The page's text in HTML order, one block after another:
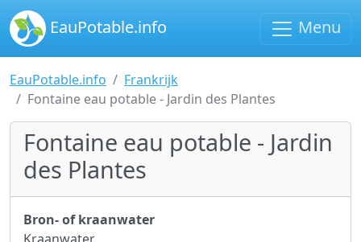
EauPotable.info Menu
EauPotable.info
Frankrijk
Fontaine eau potable - Jardin des Plantes
Fontaine eau potable - Jardin
des Plantes
Bron- of kraanwater